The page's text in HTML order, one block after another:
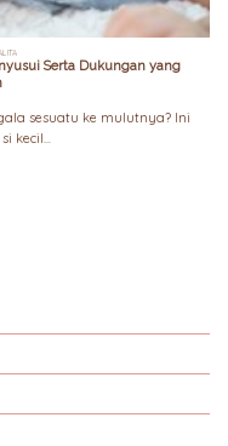
Serta Dukungan yang
sesuatu ke mulutnya? Ini
kecil...